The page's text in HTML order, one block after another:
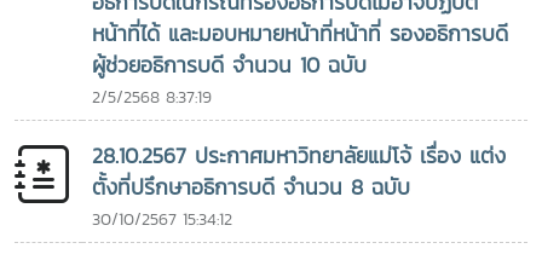
2001ประสบการณ์ทางวิชาการและการสร้างเครือข่ายความร่วมมือ
ระหว่างประเทศในช่วงการศึกษาที่ UPLB ได้เป็นส่วนสำคัญในการ
หล่อหลอมแนวคิดด้านการพัฒนาการศึกษา การเกษตร และชุมชน
ตลอดจนการสร้างความร่วมมือระหว่างสถาบันอุดมศึกษา ซึ่งต่อ
มาได้ถูกนำมาขยายผลอย่างต่อเนื่องตลอดเส้นทางการทำงานและ
การบริหารมหาวิทยาลัยSEARCA ยกย่องภาวะผู้นำเพื่อการพัฒนา
ชนบทและชุมชนอย่างยั่งยืนการได้รับรางวัล OSSA Awards 2026
ของ รองศาสตราจารย์ ดร.วีระพล ทองมา นับเป็นการยอมรับใน
หน้าที่ได้ และมอบหมายหน้าที่หน้าที่ รองอธิการบดี
ผู้ช่วยอธิการบดี จำนวน 10 ฉบับ
2/5/2568 8:37:19
28.10.2567 ประกาศมหาวิทยาลัยแม่โจ้ เรื่อง แต่ง
ตั้งที่ปรึกษาอธิการบดี จำนวน 8 ฉบับ
30/10/2567 15:34:12